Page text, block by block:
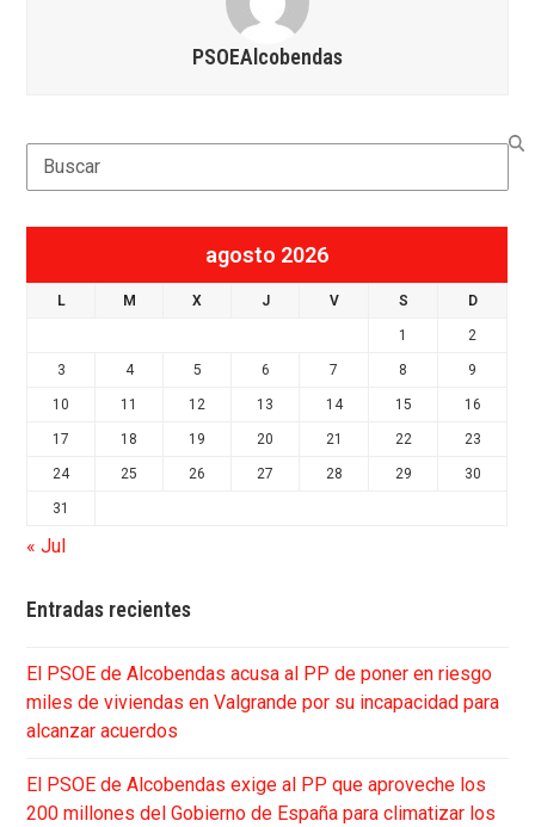
PSOEAlcobendas
Search
agosto 2026
L M X J V S D
1 2
3 4 5 6 7 8 9
10 11 12 13 14 15 16
17 18 19 20 21 22 23
24 25 26 27 28 29 30
31
« Jul
Entradas recientes
El PSOE de Alcobendas acusa al PP de poner en riesgo
miles de viviendas en Valgrande por su incapacidad para
alcanzar acuerdos
El PSOE de Alcobendas exige al PP que aproveche los
200 millones del Gobierno de España para climatizar los